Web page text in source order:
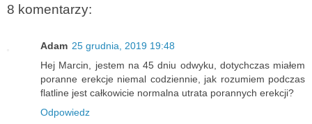
8 komentarzy:
Adam 25 grudnia, 2019 19:48
Hej Marcin, jestem na 45 dniu odwyku, dotychczas miałem
poranne erekcje niemal codziennie, jak rozumiem podczas
flatline jest całkowicie normalna utrata porannych erekcji?
Odpowiedz